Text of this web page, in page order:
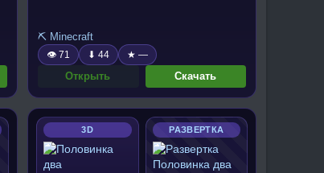
⛏️ Minecraft
👁 71 ⬇ 44 ★ —
Открыть Скачать
3D РАЗВЕРТКА